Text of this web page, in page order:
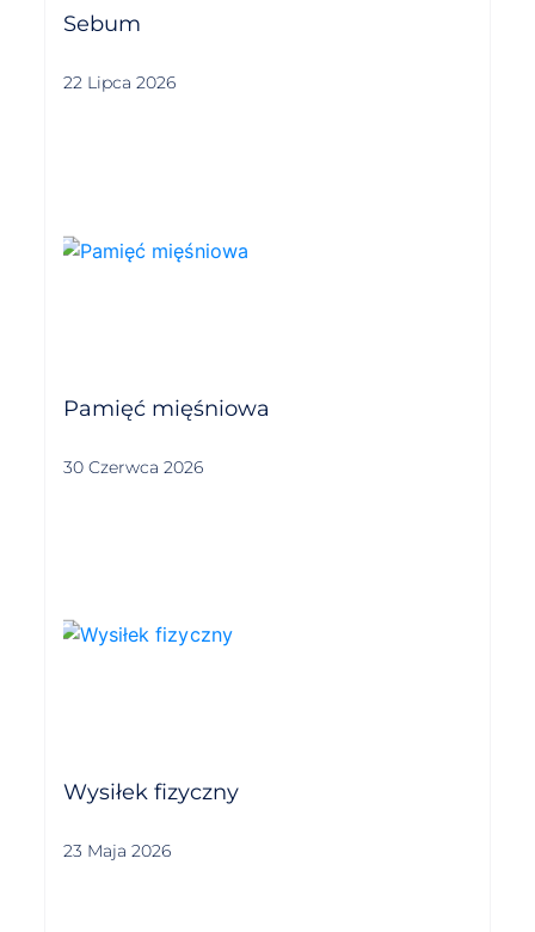
Sebum
22 Lipca 2026
Pamięć mięśniowa
30 Czerwca 2026
Wysiłek fizyczny
23 Maja 2026